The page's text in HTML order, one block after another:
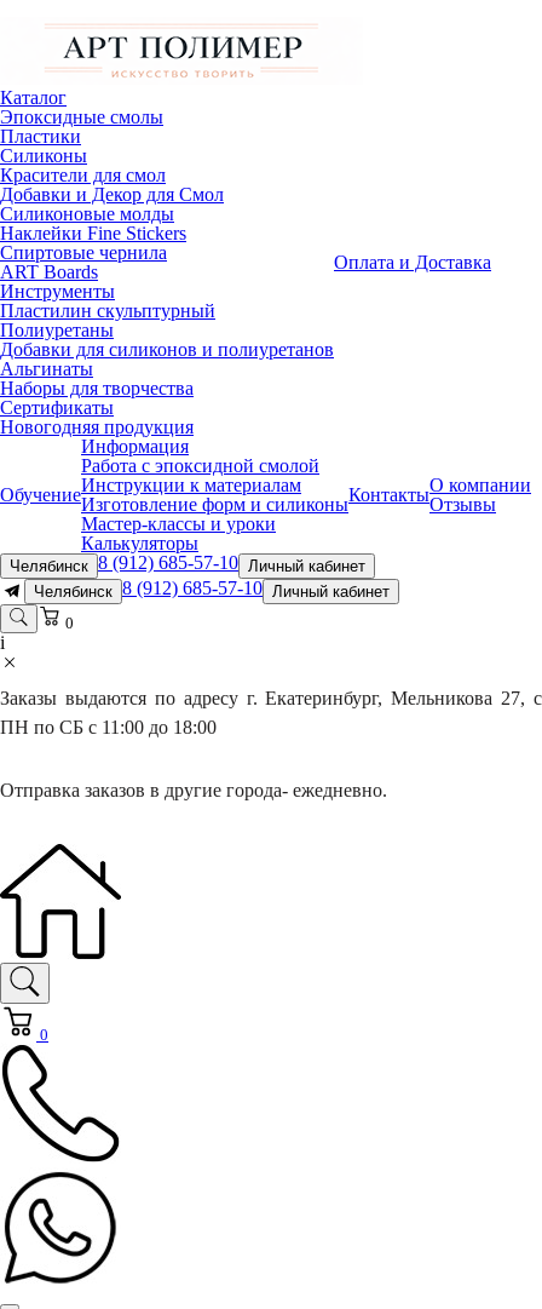
Каталог
Эпоксидные смолы
Пластики
Силиконы
Красители для смол
Добавки и Декор для Смол
Силиконовые молды
Наклейки Fine Stickers
Спиртовые чернила
ART Boards
Инструменты
Пластилин скульптурный
Полиуретаны
Добавки для силиконов и полиуретанов
Альгинаты
Наборы для творчества
Сертификаты
Новогодняя продукция
Оплата и Доставка
Обучение
Информация
Работа с эпоксидной смолой
Инструкции к материалам
Изготовление форм и силиконы
Мастер-классы и уроки
Калькуляторы
КонтактыО компании
Отзывы
Челябинск 8 (912) 685-57-10 Личный кабинет
Челябинск 8 (912) 685-57-10 Личный кабинет
0
i
Заказы выдаются по адресу г. Екатеринбург, Мельникова 27, с
ПН по СБ с 11:00 до 18:00
Отправка заказов в другие города- ежедневно.
0